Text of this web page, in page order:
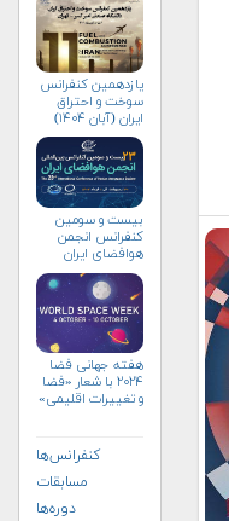
یازدهمین کنفرانس
سوخت و احتراق
ایران (آبان‌ ۱۴۰۴)
بیست و سومین
کنفرانس انجمن
هوافضای ايران
هفته جهانی فضا
۲۰۲۴ با شعار «فضا
و تغییرات اقلیمی»
کنفرانس‌ها
مسابقات
دوره‌ها